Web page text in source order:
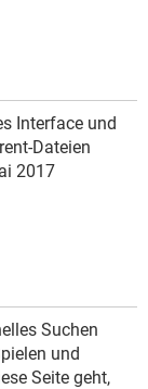
Interface und
Dateien
2017
Suchen
und
Seite geht,